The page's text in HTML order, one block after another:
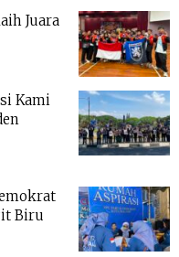
Juara
Kami
Biru